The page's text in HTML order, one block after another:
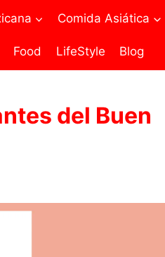
Comida Asiática
Food LifeStyle Blog
del Buen